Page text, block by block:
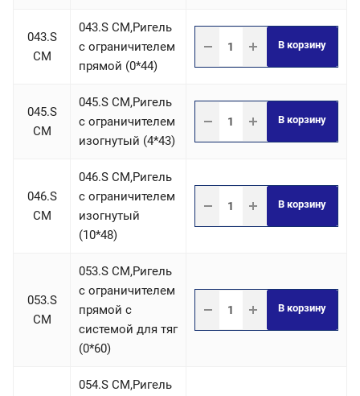
043.S
СM
043.S СM,Ригель
c ограничителем
прямой (0*44)
В корзину
045.S
СM
045.S СM,Ригель
c ограничителем
изогнутый (4*43)
В корзину
046.S
СM
046.S СM,Ригель
c ограничителем
изогнутый
(10*48)
В корзину
053.S
СM
053.S СM,Ригель
c ограничителем
прямой с
системой для тяг
(0*60)
В корзину
054.S СM,Ригель